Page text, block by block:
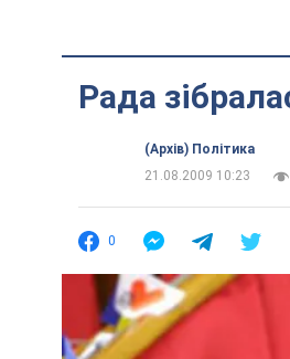
Рада
(Архів) Політика
21.08.2009 10:23
0